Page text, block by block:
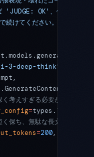
'JUDGE: OK'、修正が必
けてください。
3-deep-think"
考えすぎる必要がないため
=
ち、無駄な長文を防ぎます
=200,